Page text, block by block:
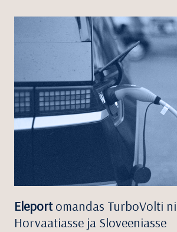
Eleportomandas TurboVolti
Horvaatiasse ja Sloveeniasse